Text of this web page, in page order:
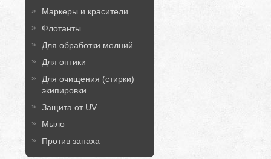
Маркеры и красители
Флотанты
Для обработки молний
Для оптики
Для очищения (стирки)
экипировки
Защита от UV
Мыло
Против запаха